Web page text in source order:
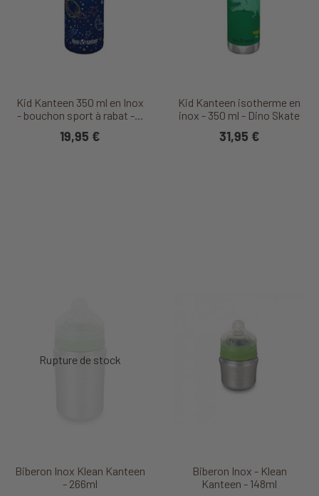
Kid Kanteen 350 ml en Inox
- bouchon sport à rabat -...
19,95 €
Kid Kanteen isotherme en
inox - 350 ml - Dino Skate
31,95 €
Biberon Inox Klean Kanteen
- 266ml
Biberon Inox - Klean
Kanteen - 148ml